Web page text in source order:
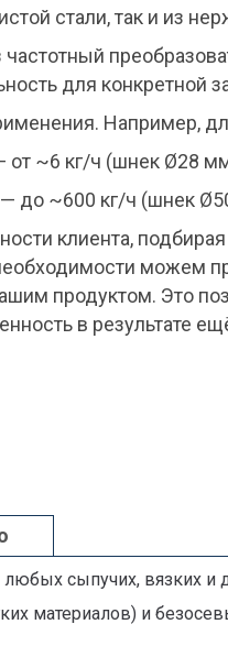
стали, так и из
для конкретной
Например,
~6 кг/ч (шнек Ø28
до ~600 кг/ч (шнек
клиента,
можем
продуктом. Это
в результате
сыпучих, вязких и
материалов) и